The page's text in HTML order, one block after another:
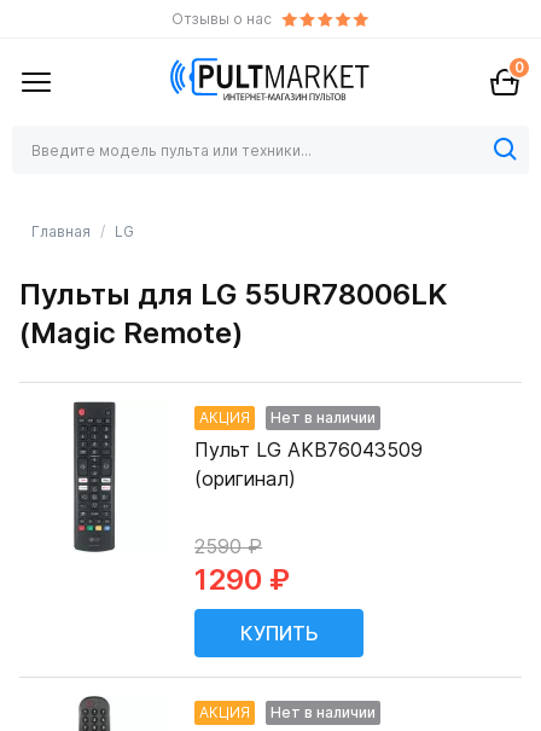
Отзывы о нас
0
Главная LG
Пульты для LG 55UR78006LK
(Magic Remote)
АКЦИЯ Нет в наличии
Пульт LG AKB76043509
(оригинал)
2590 ₽
1290 ₽
АКЦИЯ Нет в наличии